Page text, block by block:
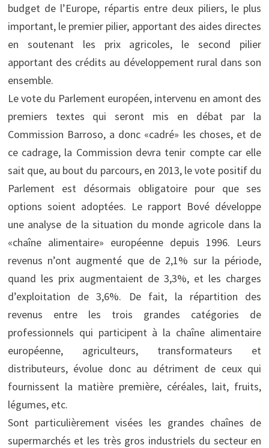
budget de l’Europe, répartis entre deux piliers, le plus
important, le premier pilier, apportant des aides directes
en soutenant les prix agricoles, le second pilier
apportant des crédits au développement rural dans son
ensemble.
Le vote du Parlement européen, intervenu en amont des
premiers textes qui seront mis en débat par la
Commission Barroso, a donc «cadré» les choses, et de
ce cadrage, la Commission devra tenir compte car elle
sait que, au bout du parcours, en 2013, le vote positif du
Parlement est désormais obligatoire pour que ses
options soient adoptées. Le rapport Bové développe
une analyse de la situation du monde agricole dans la
«chaîne alimentaire» européenne depuis 1996. Leurs
revenus n’ont augmenté que de 2,1% sur la période,
quand les prix augmentaient de 3,3%, et les charges
d’exploitation de 3,6%. De fait, la répartition des
revenus entre les trois grandes catégories de
professionnels qui participent à la chaîne alimentaire
européenne, agriculteurs, transformateurs et
distributeurs, évolue donc au détriment de ceux qui
fournissent la matière première, céréales, lait, fruits,
légumes, etc.
Sont particulièrement visées les grandes chaînes de
supermarchés et les très gros industriels du secteur en